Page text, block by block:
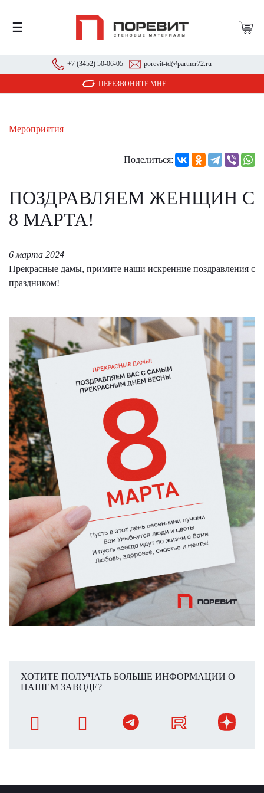
☰
+7 (3452) 50-06-05 porevit-td@partner72.ru
ПЕРЕЗВОНИТЕ МНЕ
Мероприятия
Поделиться:
ПОЗДРАВЛЯЕМ ЖЕНЩИН С
8 МАРТА!
6 марта 2024
Прекрасные дамы, примите наши искренние поздравления с
праздником!
ХОТИТЕ ПОЛУЧАТЬ БОЛЬШЕ ИНФОРМАЦИИ О
НАШЕМ ЗАВОДЕ?